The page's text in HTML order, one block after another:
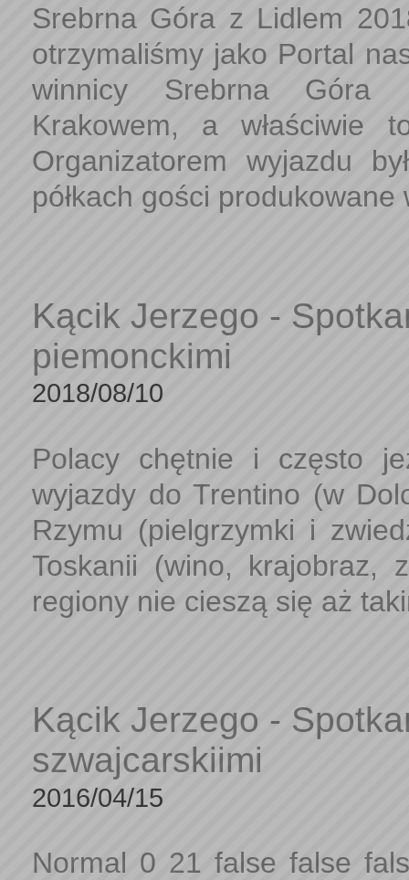
Srebrna Góra z Lidlem
otrzymaliśmy jako Portal
winnicy Srebrna Góra
Krakowem, a właściwie
Organizatorem wyjazdu
półkach gości produkowane
Kącik Jerzego -
piemonckimi
2018/08/10
Polacy chętnie i często
wyjazdy do Trentino (w
Rzymu (pielgrzymki i
Toskanii (wino, krajobraz,
regiony nie cieszą się aż
Kącik Jerzego -
szwajcarskiimi
2016/04/15
Normal 0 21 false false